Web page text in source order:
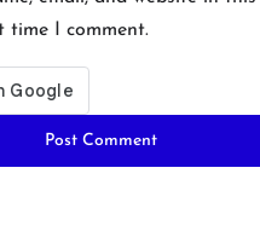
time I comment.